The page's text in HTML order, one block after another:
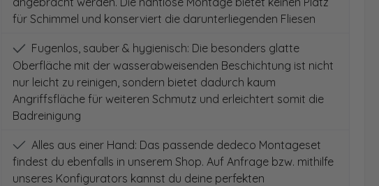
für Schimmel und konserviert die darunterliegenden Fliesen
Fugenlos, sauber & hygienisch: Die besonders glatte
Oberfläche mit der wasserabweisenden Beschichtung ist nicht
nur leicht zu reinigen, sondern bietet dadurch kaum
Angriffsfläche für weiteren Schmutz und erleichtert somit die
Badreinigung
Alles aus einer Hand: Das passende dedeco Montageset
findest du ebenfalls in unserem Shop. Auf Anfrage bzw. mithilfe
unseres Konfigurators kannst du deine perfekten